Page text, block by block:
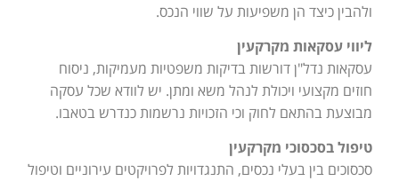
ולהבין כיצד הן משפיעות על שווי הנכס.
ליווי עסקאות מקרקעין
עסקאות נדל"ן דורשות בדיקות משפטיות מעמיקות, ניסוח
חוזים מקצועי ויכולת לנהל משא ומתן. יש לוודא שכל עסקה
מבוצעת בהתאם לחוק וכי הזכויות נרשמות כנדרש בטאבו.
טיפול בסכסוכי מקרקעין
סכסוכים בין בעלי נכסים, התנגדויות לפרויקטים עירוניים וטיפול